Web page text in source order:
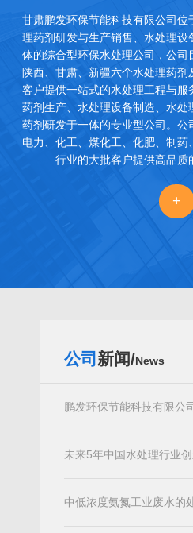
甘肃鹏发环保节能科技有限公司位
理药剂研发与生产销售、水处理
体的综合型环保水处理公司，公司
陕西、甘肃、新疆六个水处理药
客户提供一站式的水处理工程与
药剂生产、水处理设备制造、水
药剂研发于一体的专业型公司。公
电力、化工、煤化工、化肥、制
行业的大批客户提供高品质
+
公司 新闻/News
鹏发环保节能科技有限公
未来5年中国水处理行业创
中低浓度氨氮工业废水的